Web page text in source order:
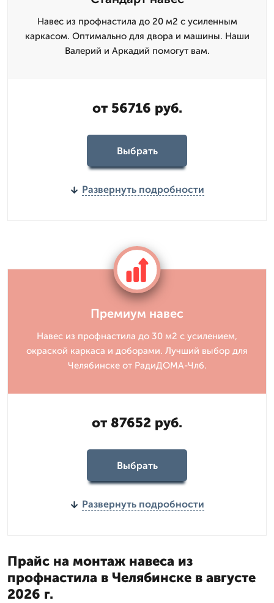
Навес из профнастила до 20 м2 с усиленным
каркасом. Оптимально для двора и машины. Наши
Валерий и Аркадий помогут вам.
от 56716 руб.
Выбрать
Развернуть подробности
Премиум навес
Навес из профнастила до 30 м2 с усилением,
окраской каркаса и доборами. Лучший выбор для
Челябинске от РадиДОМА-Члб.
от 87652 руб.
Выбрать
Развернуть подробности
Прайс на монтаж навеса из
профнастила в Челябинске в августе
2026 г.